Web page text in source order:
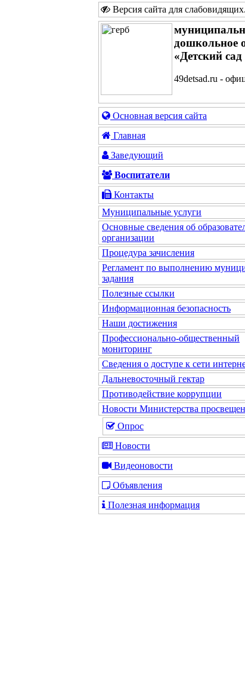
Версия сайта для слабовидящих.
дошкольное
«Детский
49detsad.ru -
Основная версия сайта
Главная
Заведующий
Воспитатели
Контакты
Муниципальные услуги
Основные сведения об
организации
Процедура зачисления
Регламент по выполнению
задания
Полезные ссылки
Информационная безопасность
Наши достижения
Профессионально-общественный
мониторинг
Сведения о доступе к сети
Дальневосточный гектар
Противодействие коррупции
Новости Министерства
Опрос
Новости
Видеоновости
Объявления
Полезная информация